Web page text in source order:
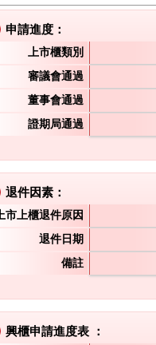
申請進度：
上市櫃類別
審議會通過
董事會通過
證期局通過
退件因素：
上市上櫃退件原因
退件日期
備註
興櫃申請進度表 ：